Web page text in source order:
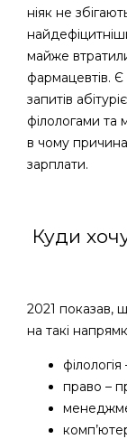
ніяк не
майже
фармацевтів.
запитів
філологами
в чому причина
зарплати.
Куди
2021 показав,
на такі
право –